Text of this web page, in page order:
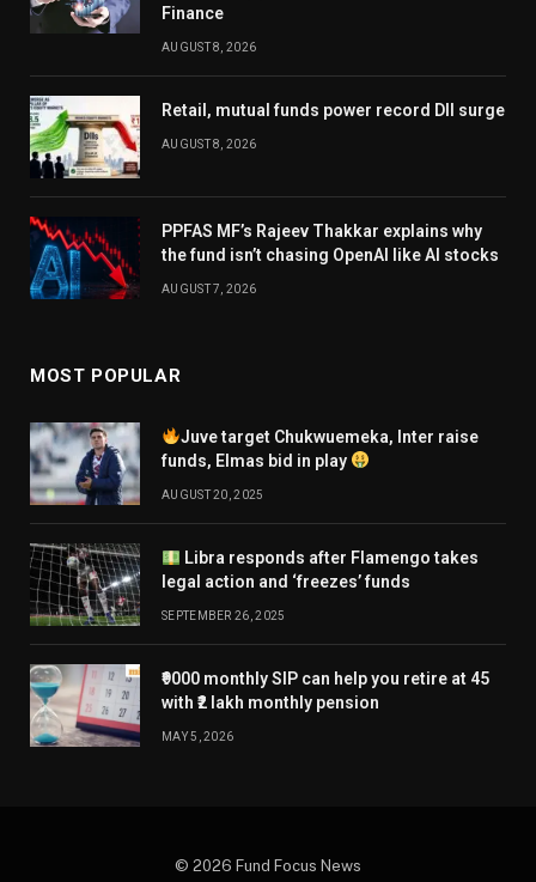
Finance
AUGUST 8, 2026
Retail, mutual funds power record DII surge
AUGUST 8, 2026
PPFAS MF’s Rajeev Thakkar explains why
the fund isn’t chasing OpenAI like AI stocks
AUGUST 7, 2026
MOST POPULAR
Juve target Chukwuemeka, Inter raise
funds, Elmas bid in play
AUGUST 20, 2025
Libra responds after Flamengo takes
legal action and ‘freezes’ funds
SEPTEMBER 26, 2025
₹9000 monthly SIP can help you retire at 45
with ₹2 lakh monthly pension
MAY 5, 2026
© 2026 Fund Focus News